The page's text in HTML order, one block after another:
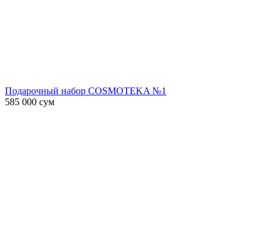
Подарочный набор COSMOTEKA №1
585 000 сум